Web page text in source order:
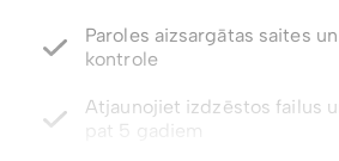
Atjaunojiet izdzēstos failus
pat 5 gadiem
Integrēts E-paraksts.
ietagošana